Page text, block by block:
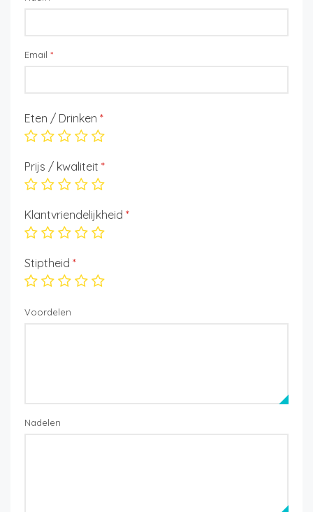
Email *
Eten / Drinken *
Prijs / kwaliteit *
Klantvriendelijkheid *
Stiptheid *
Voordelen
Nadelen